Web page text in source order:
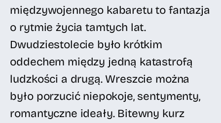
międzywojennego kabaretu to fantazja
o rytmie życia tamtych lat.
Dwudziestolecie było krótkim
oddechem między jedną katastrofą
ludzkości a drugą. Wreszcie można
było porzucić niepokoje, sentymenty,
romantyczne ideały. Bitewny kurz